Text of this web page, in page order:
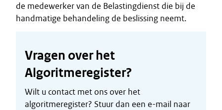
de medewerker van de Belastingdienst die bij de
handmatige behandeling de beslissing neemt.
Vragen over het
Algoritmeregister?
Wilt u contact met ons over het
algoritmeregister? Stuur dan een e-mail naar